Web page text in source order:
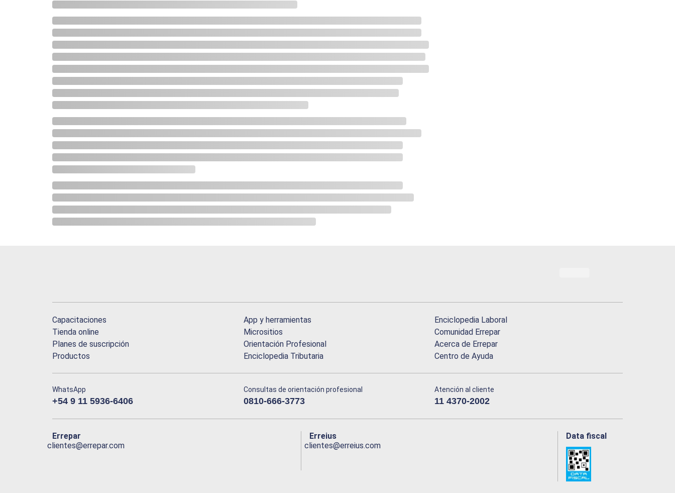
Capacitaciones
Tienda online
Planes de suscripción
Productos
App y herramientas
Micrositios
Orientación Profesional
Enciclopedia Tributaria
Enciclopedia Laboral
Comunidad Errepar
Acerca de Errepar
Centro de Ayuda
WhatsApp
+54 9 11 5936-6406
Consultas de orientación profesional
0810-666-3773
Atención al cliente
11 4370-2002
Errepar
clientes@errepar.com
Erreius
clientes@erreius.com
Data fiscal